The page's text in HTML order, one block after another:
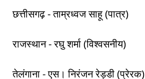
छत्तीसगढ़ - ताम्रध्वज साहू (पात्र)
राजस्थान - रघु शर्मा (विश्वसनीय)
तेलंगाना - एस। निरंजन रेड्डी (प्रेरक)